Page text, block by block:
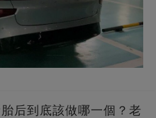
后到底該做哪一個？老